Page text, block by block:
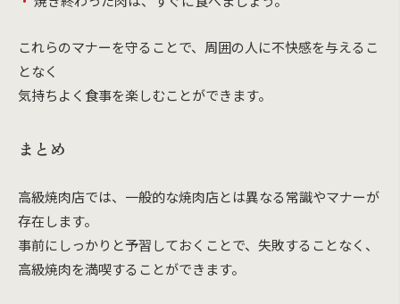
これらのマナーを守ることで、周囲の人に不快感を与えるこ
となく
気持ちよく食事を楽しむことができます。
まとめ
高級焼肉店では、一般的な焼肉店とは異なる常識やマナーが
存在します。
事前にしっかりと予習しておくことで、失敗することなく、
高級焼肉を満喫することができます。